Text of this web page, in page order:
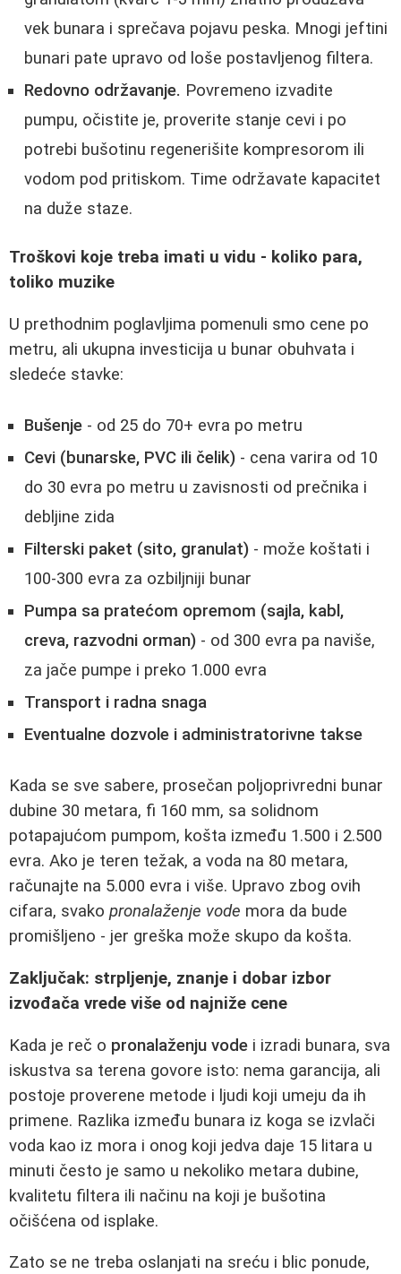
vek bunara i sprečava pojavu peska. Mnogi jeftini
bunari pate upravo od loše postavljenog filtera.
Redovno održavanje. Povremeno izvadite
pumpu, očistite je, proverite stanje cevi i po
potrebi bušotinu regenerišite kompresorom ili
vodom pod pritiskom. Time održavate kapacitet
na duže staze.
Troškovi koje treba imati u vidu - koliko para,
toliko muzike
U prethodnim poglavljima pomenuli smo cene po
metru, ali ukupna investicija u bunar obuhvata i
sledeće stavke:
Bušenje - od 25 do 70+ evra po metru
Cevi (bunarske, PVC ili čelik) - cena varira od 10
do 30 evra po metru u zavisnosti od prečnika i
debljine zida
Filterski paket (sito, granulat) - može koštati i
100-300 evra za ozbiljniji bunar
Pumpa sa pratećom opremom (sajla, kabl,
creva, razvodni orman) - od 300 evra pa naviše,
za jače pumpe i preko 1.000 evra
Transport i radna snaga
Eventualne dozvole i administratorivne takse
Kada se sve sabere, prosečan poljoprivredni bunar
dubine 30 metara, fi 160 mm, sa solidnom
potapajućom pumpom, košta između 1.500 i 2.500
evra. Ako je teren težak, a voda na 80 metara,
računajte na 5.000 evra i više. Upravo zbog ovih
cifara, svako pronalaženje vode mora da bude
promišljeno - jer greška može skupo da košta.
Zaključak: strpljenje, znanje i dobar izbor
izvođača vrede više od najniže cene
Kada je reč o pronalaženju vode i izradi bunara, sva
iskustva sa terena govore isto: nema garancija, ali
postoje proverene metode i ljudi koji umeju da ih
primene. Razlika između bunara iz koga se izvlači
voda kao iz mora i onog koji jedva daje 15 litara u
minuti često je samo u nekoliko metara dubine,
kvalitetu filtera ili načinu na koji je bušotina
očišćena od isplake.
Zato se ne treba oslanjati na sreću i blic ponude,